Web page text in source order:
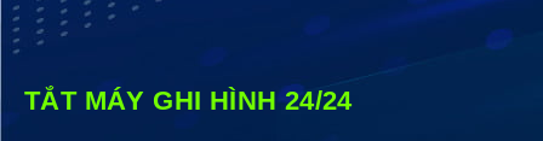
TẮT MÁY GHI HÌNH 24/24